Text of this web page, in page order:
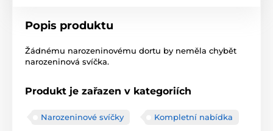
Popis produktu
Žádnému narozeninovému dortu by neměla chybět
narozeninová svíčka.
Produkt je zařazen v kategoriích
Narozeninové svíčky Kompletní nabídka